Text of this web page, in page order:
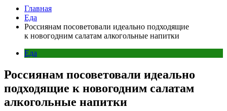
Главная
Еда
Россиянам посоветовали идеально подходящие
к новогодним салатам алкогольные напитки
Еда
Россиянам посоветовали идеально
подходящие к новогодним салатам
алкогольные напитки